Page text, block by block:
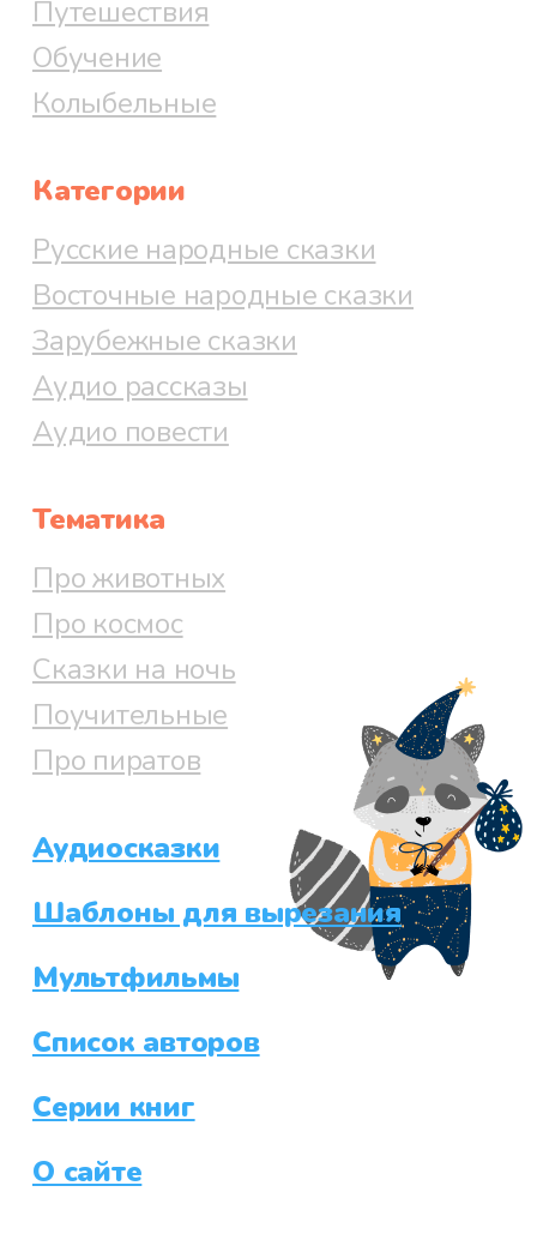
Путешествия
Обучение
Колыбельные
Категории
Русские народные сказки
Восточные народные сказки
Зарубежные сказки
Аудио рассказы
Аудио повести
Тематика
Про животных
Про космос
Сказки на ночь
Поучительные
Про пиратов
Аудиосказки
Шаблоны для вырезания
Мультфильмы
Список авторов
Серии книг
О сайте